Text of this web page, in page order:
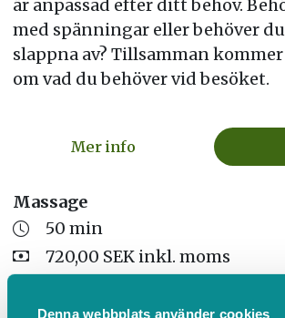
Denna webbplats använder cookies
är anpassad efter ditt behov.
med spänningar eller behöver
slappna av? Tillsamman
om vad du behöver vid besöket.
Mer info
Massage
50 min
720,00 SEK inkl. moms
är anpassad efter ditt behov.